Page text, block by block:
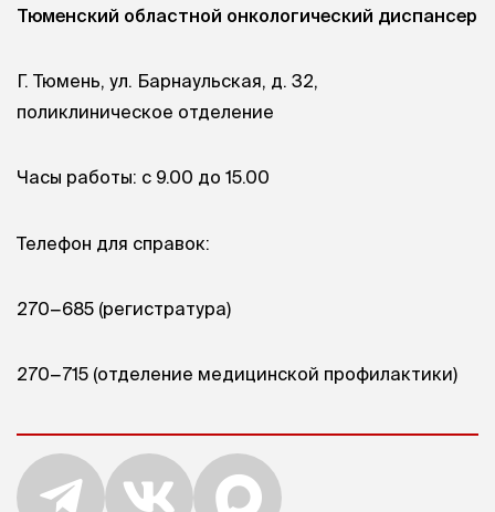
Тюменский областной онкологический диспансер
Г. Тюмень, ул. Барнаульская, д. 32,
поликлиническое отделение
Часы работы: с 9.00 до 15.00
Телефон для справок:
270−685 (регистратура)
270−715 (отделение медицинской профилактики)